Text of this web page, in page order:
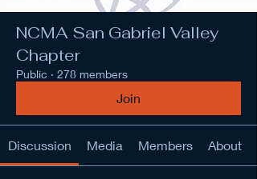
NCMA San Gabriel Valley
Chapter
Public · 278 members
Join
Discussion Media Members About